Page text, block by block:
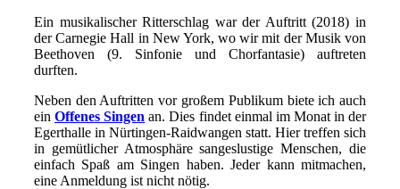
Ein musikalischer Ritterschlag war der Auftritt (2018) in
der Carnegie Hall in New York, wo wir mit der Musik von
Beethoven (9. Sinfonie und Chorfantasie) auftreten
durften.
Neben den Auftritten vor großem Publikum biete ich auch
einOffenes Singen an. Dies findet einmal im Monat in der
Egerthalle in Nürtingen-Raidwangen statt. Hier treffen sich
in gemütlicher Atmosphäre sangeslustige Menschen, die
einfach Spaß am Singen haben. Jeder kann mitmachen,
eine Anmeldung ist nicht nötig.